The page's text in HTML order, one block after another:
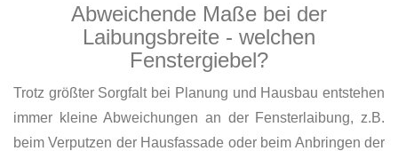
Abweichende Maße bei der
Laibungsbreite - welchen
Fenstergiebel?
Trotz größter Sorgfalt bei Planung und Hausbau entstehen
immer kleine Abweichungen an der Fensterlaibung, z.B.
beim Verputzen der Hausfassade oder beim Anbringen der